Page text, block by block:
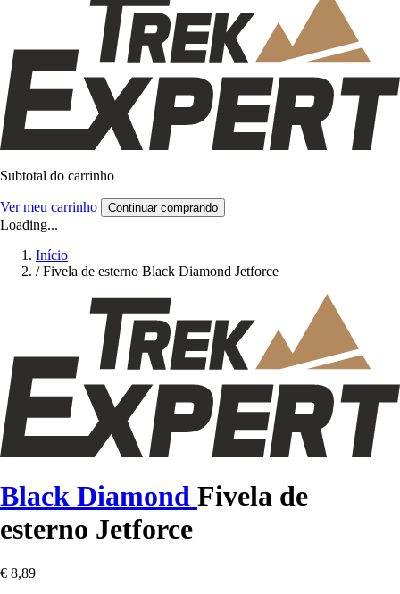
Subtotal do carrinho
Ver meu carrinho Continuar comprando
Loading...
Início
/ Fivela de esterno Black Diamond Jetforce
Black Diamond Fivela de
esterno Jetforce
€ 8,89